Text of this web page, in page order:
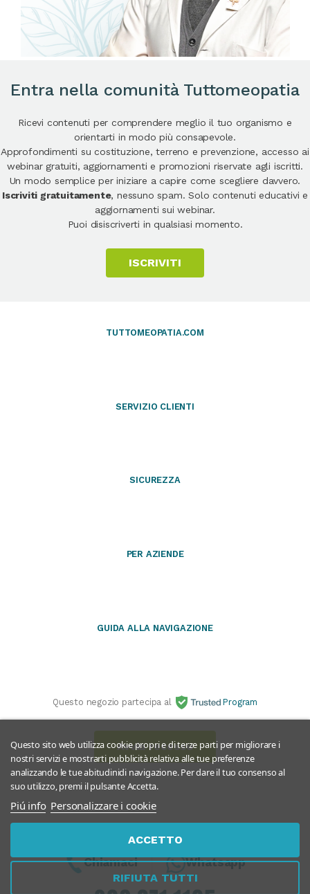
Entra nella comunità Tuttomeopatia
Ricevi contenuti per comprendere meglio il tuo organismo e
orientarti in modo più consapevole.
Approfondimenti su costituzione, terreno e prevenzione, accesso ai
webinar gratuiti, aggiornamenti e promozioni riservate agli iscritti.
Un modo semplice per iniziare a capire come scegliere davvero.
Iscriviti gratuitamente, nessuno spam. Solo contenuti educativi e
aggiornamenti sui webinar.
Puoi disiscriverti in qualsiasi momento.
ISCRIVITI
TUTTOMEOPATIA.COM
SERVIZIO CLIENTI
SICUREZZA
PER AZIENDE
GUIDA ALLA NAVIGAZIONE
Questo negozio partecipa al Program
Avvia recesso
Questo sito web utilizza cookie propri e di terze parti per migliorare i
nostri servizi e mostrarti pubblicità relativa alle tue preferenze
analizzando le tue abitudinidi navigazione. Per dare il tuo consenso al
suo utilizzo, premi il pulsante Accetta.
Piú info Personalizzare i cookie
RIFIUTA TUTTI
ACCETTO
Chiamaci Whatsapp